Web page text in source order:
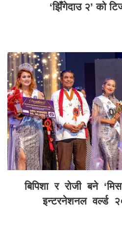
‘झिँगेदाउ २’ को
बिपिशा र रोजी बने
इन्टरनेशनल वर्ल्ड